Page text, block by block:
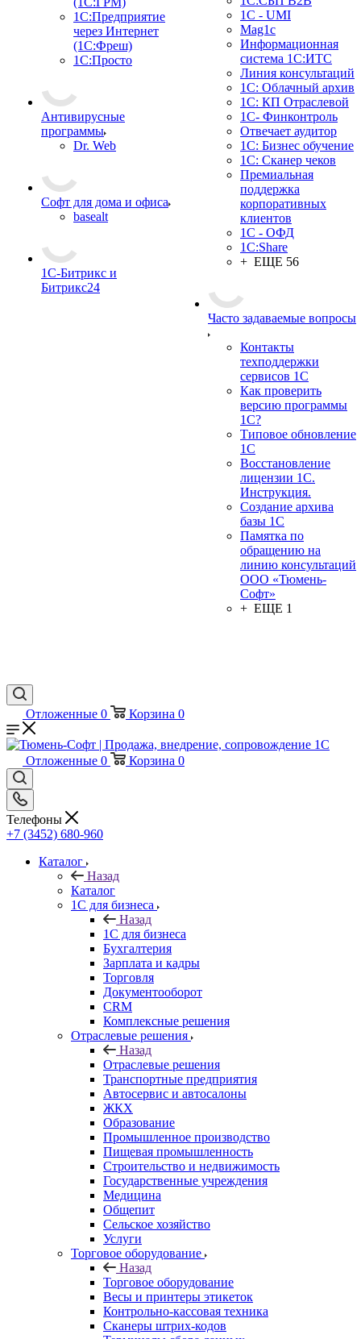
1С:Предприятие
через Интернет
(1С:Фреш)
1С:Просто
Антивирусные
программы
Dr. Web
Софт для дома и офиса
basealt
1С-Битрикс и
Битрикс24
1C - UMI
Mag1c
Информационная
система 1С:ИТС
Линия консультаций
1С: Облачный архив
1С: КП Отраслевой
1С- Финконтроль
Отвечает аудитор
1С: Бизнес обучение
1С: Сканер чеков
Премиальная
поддержка
корпоративных
клиентов
1С - ОФД
1С:Share
+ ЕЩЕ 56
Часто задаваемые вопросы
Контакты
техподдержки
сервисов 1С
Как проверить
версию программы
1С?
Типовое обновление
1С
Восстановление
лицензии 1С.
Инструкция.
Создание архива
базы 1С
Памятка по
обращению на
линию консультаций
ООО «Тюмень-
Софт»
+ ЕЩЕ 1
Отложенные 0 Корзина 0
Отложенные 0 Корзина 0
Телефоны
+7 (3452) 680-960
Каталог
Назад
Каталог
1С для бизнеса
Назад
1С для бизнеса
Бухгалтерия
Зарплата и кадры
Торговля
Документооборот
CRM
Комплексные решения
Отраслевые решения
Назад
Отраслевые решения
Транспортные предприятия
Автосервис и автосалоны
ЖКХ
Образование
Промышленное производство
Пищевая промышленность
Строительство и недвижимость
Государственные учреждения
Медицина
Общепит
Сельское хозяйство
Услуги
Торговое оборудование
Назад
Торговое оборудование
Весы и принтеры этикеток
Контрольно-кассовая техника
Сканеры штрих-кодов